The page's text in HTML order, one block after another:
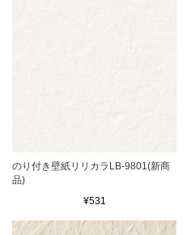
のり付き壁紙リリカラLB-9801(新商
品)
¥531